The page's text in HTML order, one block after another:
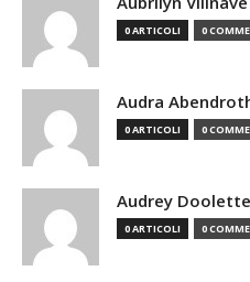
0 ARTICOLI 0
Audra
0 ARTICOLI 0
Audrey Doolette
0 ARTICOLI 0